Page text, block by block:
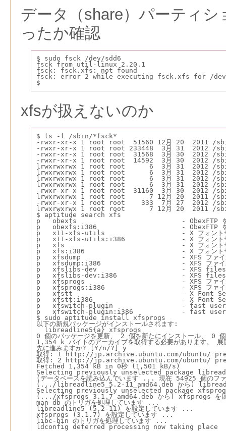
データ（share）パーティ
ったか確認
$ sudo fsck /dev/sdd6
fsck from util-linux 2.20.1
fsck: fsck.xfs: not found
fsck: error 2 while executing fsck.xfs for /
$
xfsが扱えないのか
$ ls -l /sbin/*fsck*
-rwxr-xr-x 1 root root  51560 12月 20  2011 /
-rwxr-xr-x 1 root root 233448  3月 31  2012 /
-rwxr-xr-x 1 root root  31568  3月 30  2012 /
-rwxr-xr-x 1 root root  14592  3月 30  2012 /
lrwxrwxrwx 1 root root      6  3月 31  2012 /
lrwxrwxrwx 1 root root      6  3月 31  2012 /
lrwxrwxrwx 1 root root      6  3月 31  2012 /
lrwxrwxrwx 1 root root      6  3月 31  2012 /
-rwxr-xr-x 1 root root  31160  3月 30  2012 /
lrwxrwxrwx 1 root root      7 12月 20  2011 /
-rwxr-xr-x 1 root root    333  7月 27  2012 /
lrwxrwxrwx 1 root root      7 12月 20  2011 /
$ aptitude search xfs
p   obexfs                          - ObexFTP を
p   obexfs:i386                     - ObexFTP を
p   x11-xfs-utils                   - X フォントサ
p   x11-xfs-utils:i386              - X フォントサ
p   xfs                             - X フォント
p   xfs:i386                        - X フォント
p   xfsdump                         - XFS ファイ
p   xfsdump:i386                    - XFS ファイル
p   xfslibs-dev                     - XFS
p   xfslibs-dev:i386                - XFS
p   xfsprogs                        - XFS ファイル
p   xfsprogs:i386                   - XFS ファイル
p   xfstt                           - X Font
p   xfstt:i386                      - X Font
p   xfswitch-plugin                 - fast
p   xfswitch-plugin:i386            - fast
$ sudo aptitude install xfsprogs
以下の新規パッケージがインストールされます:
libreadline5{a} xfsprogs
0 個のパッケージを更新、 2 個を新たにインストール、 0
1,354 k バイトのアーカイブを取得する必要があります。
先に進みますか? [Y/n/?] y
取得: 1 http://jp.archive.ubuntu.com/ubuntu/
取得: 2 http://jp.archive.ubuntu.com/ubuntu/
Fetched 1,354 kB in 0秒 (1,501 kB/s)
Selecting previously unselected package
(データベースを読み込んでいます ... 現在 54925 個のファ
(.../libreadline5_5.2-11_amd64.deb から)
Selecting previously unselected package
(.../xfsprogs_3.1.7_amd64.deb から) xfsprogs を展
man-db のトリガを処理しています ...
libreadline5 (5.2-11) を設定しています ...
xfsprogs (3.1.7) を設定しています ...
libc-bin のトリガを処理しています ...
ldconfig deferred processing now taking place